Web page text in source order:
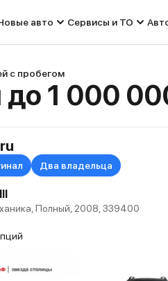
авто Сервисы и ТО
с пробегом
1 000
Два владельца
Полный, 2008, 339400